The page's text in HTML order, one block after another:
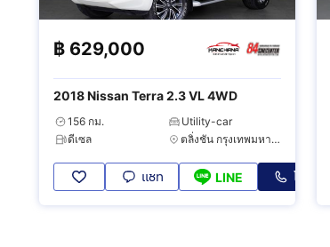
฿ 629,000
2018 Nissan Terra 2.3 VL 4WD
156 กม.
Utility-car
ดีเซล
ตลิ่งชัน กรุงเทพมหานคร
แชท LINE โทร